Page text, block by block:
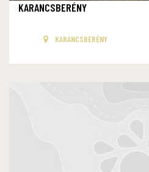
KARANCSBERÉNY
KARANCSBERÉNY